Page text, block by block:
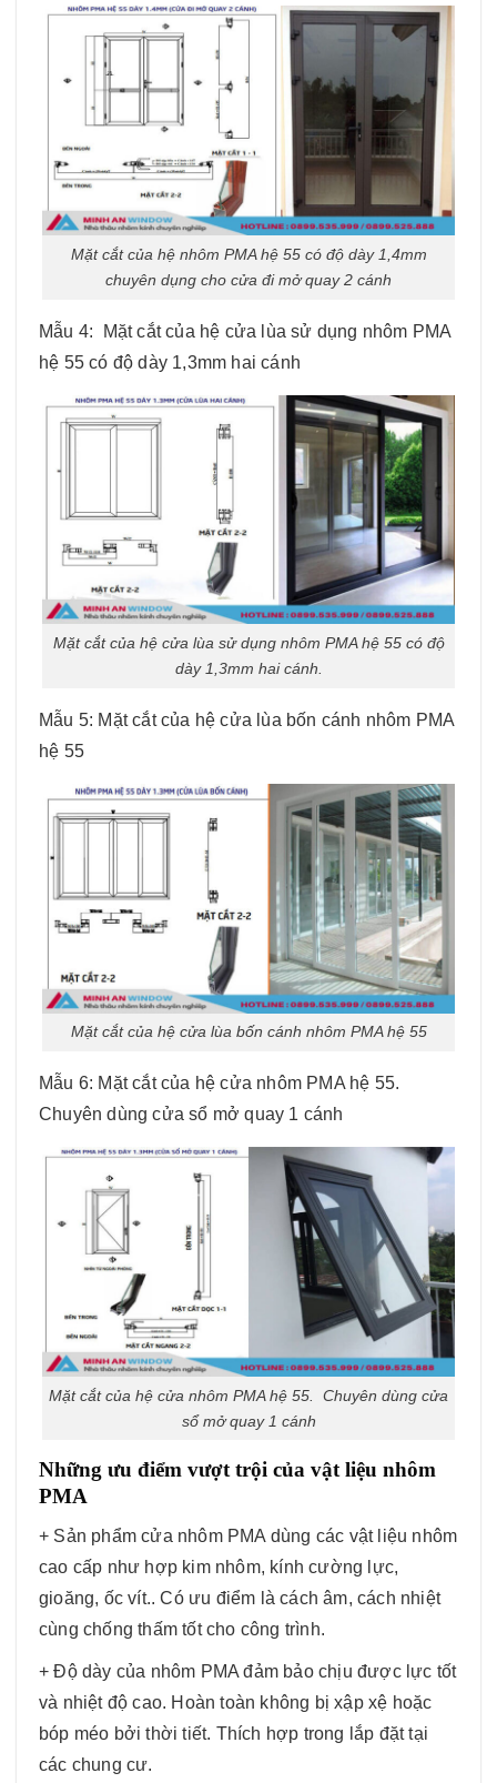
Mặt cắt của hệ nhôm PMA hệ 55 có độ dày 1,4mm
chuyên dụng cho cửa đi mở quay 2 cánh
Mẫu 4: Mặt cắt của hệ cửa lùa sử dụng nhôm PMA
hệ 55 có độ dày 1,3mm hai cánh
Mặt cắt của hệ cửa lùa sử dụng nhôm PMA hệ 55 có độ
dày 1,3mm hai cánh.
Mẫu 5: Mặt cắt của hệ cửa lùa bốn cánh nhôm PMA
hệ 55
Mặt cắt của hệ cửa lùa bốn cánh nhôm PMA hệ 55
Mẫu 6: Mặt cắt của hệ cửa nhôm PMA hệ 55.
Chuyên dùng cửa sổ mở quay 1 cánh
Mặt cắt của hệ cửa nhôm PMA hệ 55. Chuyên dùng cửa
sổ mở quay 1 cánh
Những ưu điểm vượt trội của vật liệu nhôm
PMA
+ Sản phẩm cửa nhôm PMA dùng các vật liệu nhôm
cao cấp như hợp kim nhôm, kính cường lực,
gioăng, ốc vít.. Có ưu điểm là cách âm, cách nhiệt
cùng chống thấm tốt cho công trình.
+ Độ dày của nhôm PMA đảm bảo chịu được lực tốt
và nhiệt độ cao. Hoàn toàn không bị xập xệ hoặc
bóp méo bởi thời tiết. Thích hợp trong lắp đặt tại
các chung cư.